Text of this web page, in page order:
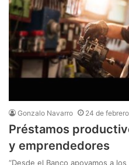
Gonzalo Navarro 24 de
Préstamos
y emprendedores
“Desde el Banco apoyamos a